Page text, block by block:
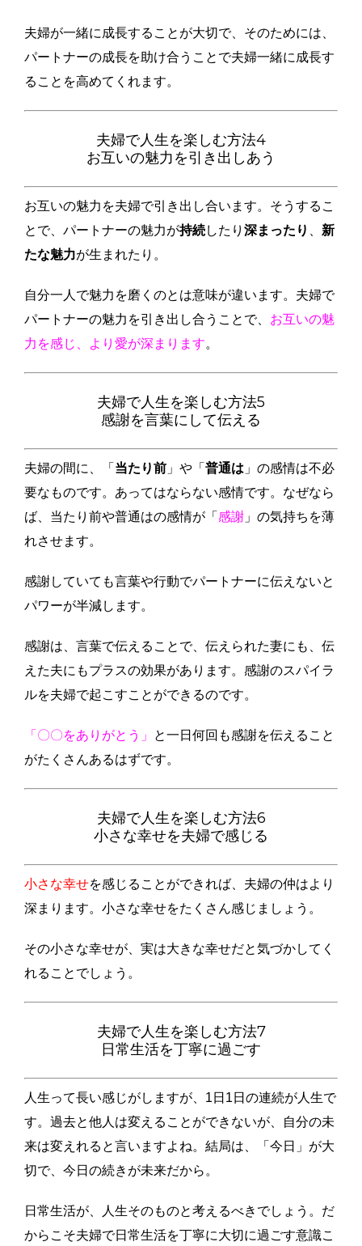
夫婦が一緒に成長することが大切で、そのためには、
パートナーの成長を助け合うことで夫婦一緒に成長す
ることを高めてくれます。
夫婦で人生を楽しむ方法4
お互いの魅力を引き出しあう
お互いの魅力を夫婦で引き出し合います。そうするこ
とで、パートナーの魅力が持続したり 深まったり
新
たな魅力が生まれたり。
自分一人で魅力を磨くのとは意味が違います。夫婦で
パートナーの魅力を引き出し合うことで、 お互いの魅
力を感じ、より愛が深まります。
夫婦で人生を楽しむ方法5
感謝を言葉にして伝える
夫婦の間に、「 当たり前 」や「 普通は 」の感情は不必
要なものです。あってはならない感情です。なぜなら
ば、当たり前や普通はの感情が「 感謝 」の気持ちを薄
れさせます。
感謝していても言葉や行動でパートナーに伝えないと
パワーが半減します。
感謝は、言葉で伝えることで、伝えられた妻にも、伝
えた夫にもプラスの効果があります。感謝のスパイラ
ルを夫婦で起こすことができるのです。
「〇〇をありがとう」
と一日何回も感謝を伝えること
がたくさんあるはずです。
夫婦で人生を楽しむ方法6
小さな幸せを夫婦で感じる
小さな幸せを感じることができれば、夫婦の仲はより
深まります。小さな幸せをたくさん感じましょう。
その小さな幸せが、実は大きな幸せだと気づかしてく
れることでしょう。
夫婦で人生を楽しむ方法7
日常生活を丁寧に過ごす
人生って長い感じがしますが、1日1日の連続が人生で
す。過去と他人は変えることができないが、自分の未
来は変えれると言いますよね。結局は、「今日」が大
切で、今日の続きが未来だから。
日常生活が、人生そのものと考えるべきでしょう。だ
からこそ夫婦で日常生活を丁寧に大切に過ごす意識こ